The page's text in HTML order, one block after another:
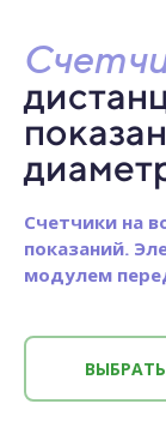
Счетчики на
показаний.
модулем